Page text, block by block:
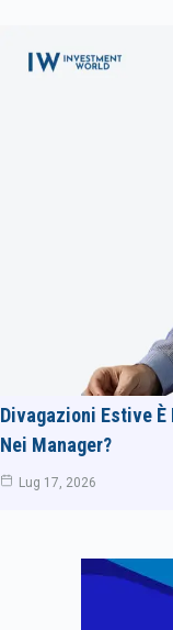
Divagazioni Estive
Nei Manager?
Lug 17, 2026